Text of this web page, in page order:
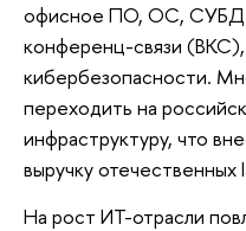
офисное ПО, ОС,
конференц-связи
кибербезопасности.
переходить на
инфраструктуру, что
выручку отечественных
На рост ИТ-отрасли